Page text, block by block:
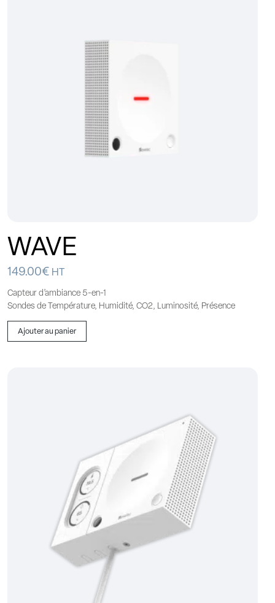
WAVE
149.00€ HT
Capteur d’ambiance 5-en-1
Sondes de Température, Humidité, CO2, Luminosité, Présence
Ajouter au panier